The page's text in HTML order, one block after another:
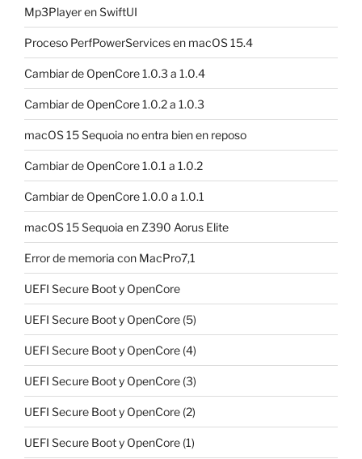
Mp3Player en SwiftUI
Proceso PerfPowerServices en macOS 15.4
Cambiar de OpenCore 1.0.3 a 1.0.4
Cambiar de OpenCore 1.0.2 a 1.0.3
macOS 15 Sequoia no entra bien en reposo
Cambiar de OpenCore 1.0.1 a 1.0.2
Cambiar de OpenCore 1.0.0 a 1.0.1
macOS 15 Sequoia en Z390 Aorus Elite
Error de memoria con MacPro7,1
UEFI Secure Boot y OpenCore
UEFI Secure Boot y OpenCore (5)
UEFI Secure Boot y OpenCore (4)
UEFI Secure Boot y OpenCore (3)
UEFI Secure Boot y OpenCore (2)
UEFI Secure Boot y OpenCore (1)